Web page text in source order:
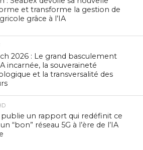
et transforme la gestion de
grâce à l’IA
2026 : Le grand basculement
incarnée, la souveraineté
et la transversalité des
un rapport qui redéfinit ce
“bon” réseau 5G à l’ère de l’IA